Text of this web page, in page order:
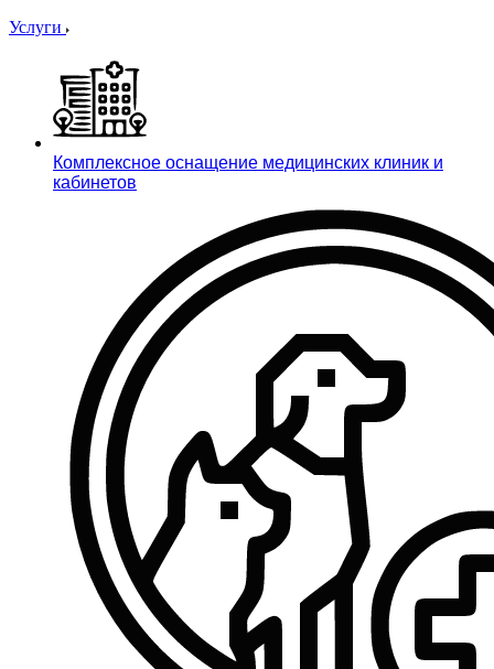
Услуги
Комплексное оснащение медицинских клиник и
кабинетов